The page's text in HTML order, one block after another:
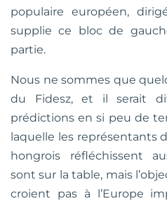
populaire européen,
supplie ce bloc de
partie.
Nous ne sommes que
du Fidesz, et il serait
prédictions en si peu de
laquelle les représentants
hongrois réfléchissent
sont sur la table, mais
croient pas à l’Europe